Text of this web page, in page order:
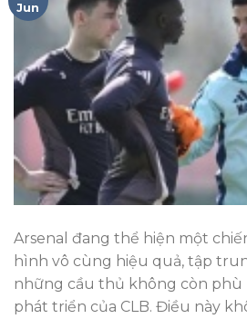
Jun
Arsenal đang thể hiện một
hình vô cùng hiệu quả, tập
những cầu thủ không còn phù
phát triển của CLB. Điều này